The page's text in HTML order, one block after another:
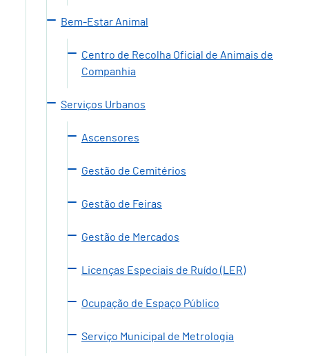
Bem-Estar Animal
Centro de Recolha Oficial de Animais de
Companhia
Serviços Urbanos
Ascensores
Gestão de Cemitérios
Gestão de Feiras
Gestão de Mercados
Licenças Especiais de Ruído (LER)
Ocupação de Espaço Público
Serviço Municipal de Metrologia